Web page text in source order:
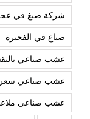
شركة صبغ في
صباغ في الفجيرة
عشب صناعي
عشب صناعي سعر
عشب صناعي